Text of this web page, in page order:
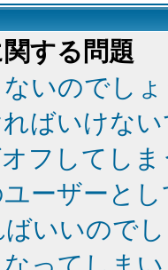
する問題
いのでし
ばいけな
フしてし
ーザーと
いいので